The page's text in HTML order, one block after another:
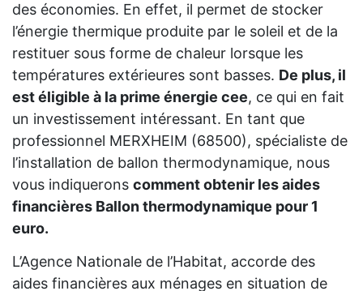
des économies. En effet, il permet de stocker
l’énergie thermique produite par le soleil et de la
restituer sous forme de chaleur lorsque les
températures extérieures sont basses. De plus, il
est éligible à la prime énergie cee, ce qui en fait
un investissement intéressant. En tant que
professionnel MERXHEIM (68500), spécialiste de
l’installation de ballon thermodynamique, nous
vous indiquerons comment obtenir les aides
financières Ballon thermodynamique pour 1
euro.
L’Agence Nationale de l’Habitat, accorde des
aides financières aux ménages en situation de